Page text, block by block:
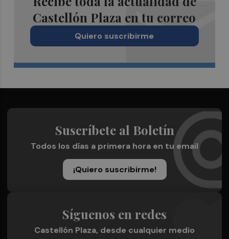
Castellón Plaza en tu correo
Quiero suscribirme
Suscríbete al Boletín
Todos los días a primera hora en tu email
¡Quiero suscribirme!
Síguenos en redes
Castellón Plaza, desde cualquier medio